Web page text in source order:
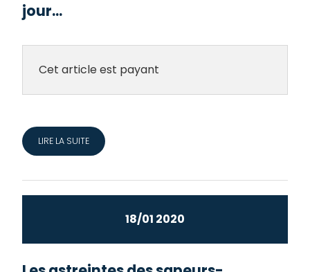
jour...
Cet article est payant
LIRE LA SUITE
18/01 2020